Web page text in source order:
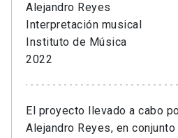
Alejandro Reyes
Interpretación musical
Instituto de Música
2022
El proyecto llevado a cabo
Alejandro Reyes, en